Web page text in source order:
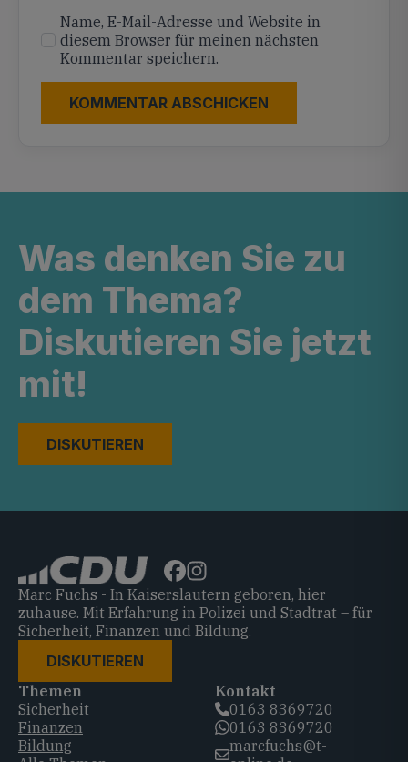
Name, E-Mail-Adresse und Website in
diesem Browser für meinen nächsten
Kommentar speichern.
Was denken Sie zu
dem Thema?
Diskutieren Sie jetzt
mit!
DISKUTIEREN
Marc Fuchs - In Kaiserslautern geboren, hier
zuhause. Mit Erfahrung in Polizei und Stadtrat – für
Sicherheit, Finanzen und Bildung.
DISKUTIEREN
Themen
Sicherheit
Finanzen
Bildung
Kontakt
0163 8369720‬
0163 8369720‬
marcfuchs@t-